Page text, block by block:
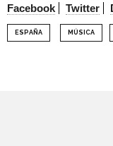
Facebook Twitter
ESPAÑA MÚSICA